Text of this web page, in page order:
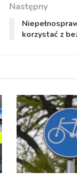
Następny
korzystać z